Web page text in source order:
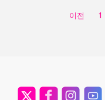
이전 1